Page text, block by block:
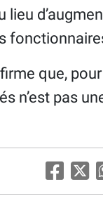
lieu
que,
n’est pas